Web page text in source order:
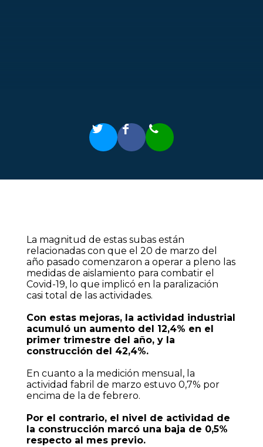
La magnitud de estas subas están
relacionadas con que el 20 de marzo del
año pasado comenzaron a operar a pleno las
medidas de aislamiento para combatir el
Covid-19, lo que implicó en la paralización
casi total de las actividades.
Con estas mejoras, la actividad industrial
acumuló un aumento del 12,4% en el
primer trimestre del año, y la
construcción del 42,4%.
En cuanto a la medición mensual, la
actividad fabril de marzo estuvo 0,7% por
encima de la de febrero.
Por el contrario, el nivel de actividad de
la construcción marcó una baja de 0,5%
respecto al mes previo.